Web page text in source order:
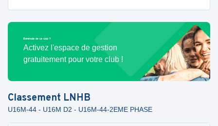
Bénévole de ce club ?
Activez l'espace de gestion
gratuitement pour votre club !
Classement LNHB
U16M-44 - U16M D2 - U16M-44-2EME PHASE